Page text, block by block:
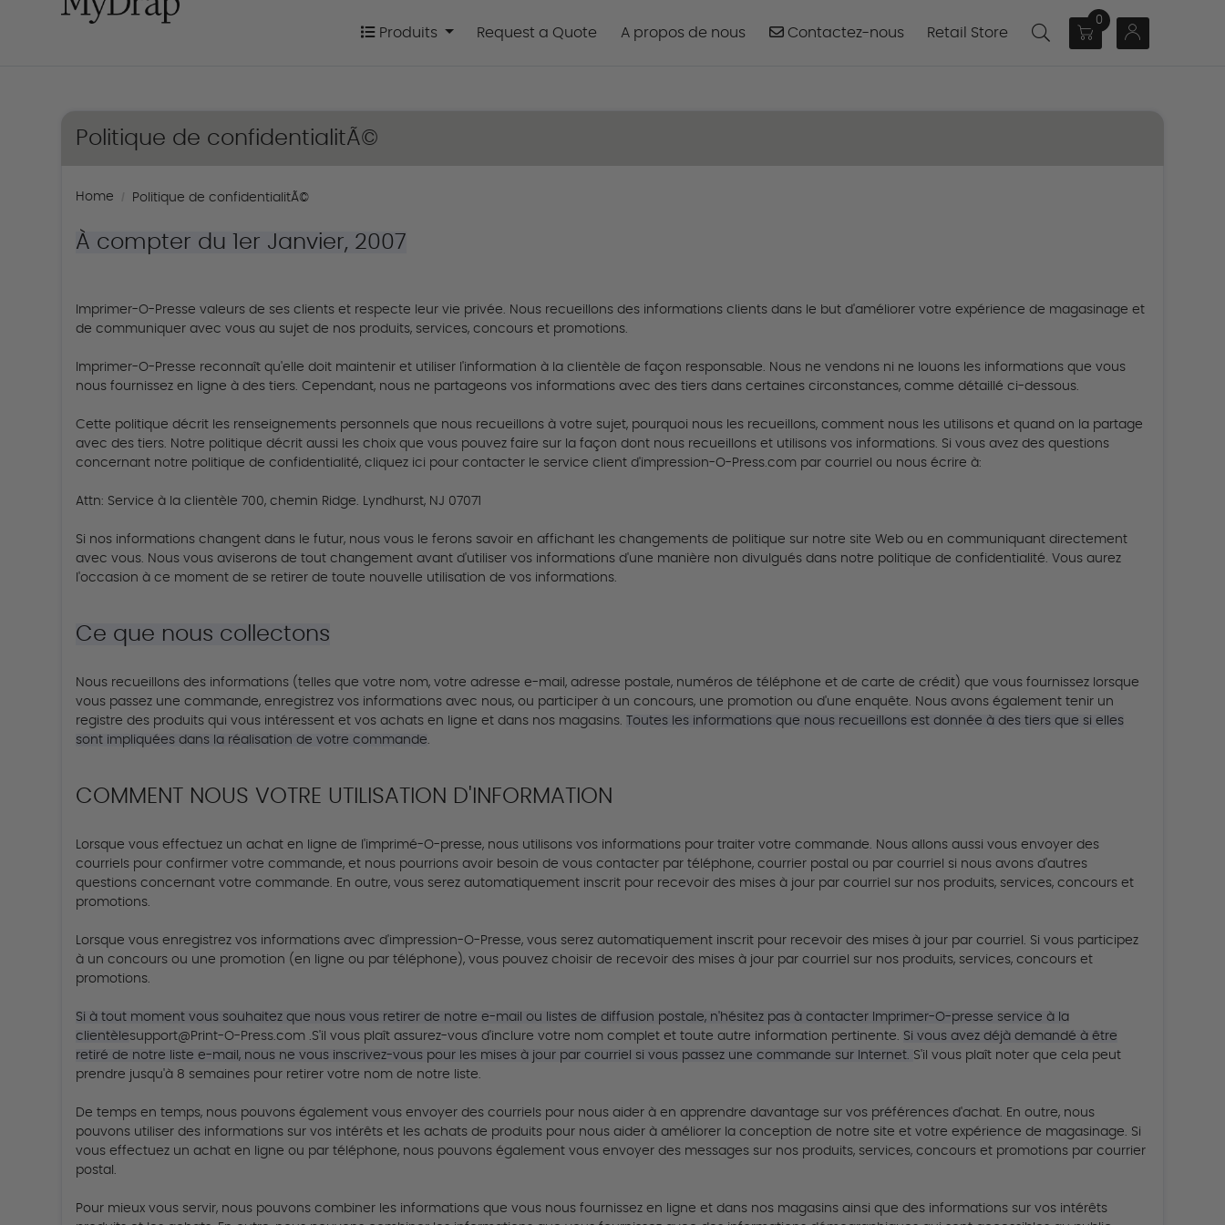
Produits
Produits Request a Quote A propos de nous Contactez-nous
Contactez-nous Retail Store
0
Politique de confidentialitÃ©
Home Politique de confidentialitÃ©
À compter du 1er Janvier, 2007
Imprimer-O-Presse valeurs de ses clients et respecte leur vie privée. Nous recueillons des informations clients dans le but d'améliorer votre expérience de magasinage et
de communiquer avec vous au sujet de nos produits, services, concours et promotions.
Imprimer-O-Presse reconnaît qu'elle doit maintenir et utiliser l'information à la clientèle de façon responsable. Nous ne vendons ni ne louons les informations que vous
nous fournissez en ligne à des tiers. Cependant, nous ne partageons vos informations avec des tiers dans certaines circonstances, comme détaillé ci-dessous.
Cette politique décrit les renseignements personnels que nous recueillons à votre sujet, pourquoi nous les recueillons, comment nous les utilisons et quand on la partage
avec des tiers. Notre politique décrit aussi les choix que vous pouvez faire sur la façon dont nous recueillons et utilisons vos informations. Si vous avez des questions
concernant notre politique de confidentialité, cliquez ici pour contacter le service client d'impression-O-Press.com par courriel ou nous écrire à:
Attn: Service à la clientèle 700, chemin Ridge. Lyndhurst, NJ 07071
Si nos informations changent dans le futur, nous vous le ferons savoir en affichant les changements de politique sur notre site Web ou en communiquant directement
avec vous. Nous vous aviserons de tout changement avant d'utiliser vos informations d'une manière non divulgués dans notre politique de confidentialité. Vous aurez
l'occasion à ce moment de se retirer de toute nouvelle utilisation de vos informations.
Ce que nous collectons
Nous recueillons des informations (telles que votre nom, votre adresse e-mail, adresse postale, numéros de téléphone et de carte de crédit) que vous fournissez lorsque
vous passez une commande, enregistrez vos informations avec nous, ou participer à un concours, une promotion ou d'une enquête. Nous avons également tenir un
registre des produits qui vous intéressent et vos achats en ligne et dans nos magasins.
Toutes les informations que nous recueillons est donnée à des tiers que si elles
sont impliquées dans la réalisation de votre commande.
COMMENT NOUS VOTRE UTILISATION D'INFORMATION
Lorsque vous effectuez un achat en ligne de l'imprimé-O-presse, nous utilisons vos informations pour traiter votre commande. Nous allons aussi vous envoyer des
courriels pour confirmer votre commande, et nous pourrions avoir besoin de vous contacter par téléphone, courrier postal ou par courriel si nous avons d'autres
questions concernant votre commande. En outre, vous serez automatiquement inscrit pour recevoir des mises à jour par courriel sur nos produits, services, concours et
promotions.
Lorsque vous enregistrez vos informations avec d'impression-O-Presse, vous serez automatiquement inscrit pour recevoir des mises à jour par courriel. Si vous participez
à un concours ou une promotion (en ligne ou par téléphone), vous pouvez choisir de recevoir des mises à jour par courriel sur nos produits, services, concours et
promotions.
Si à tout moment vous souhaitez que nous vous retirer de notre e-mail ou listes de diffusion postale, n'hésitez pas à contacter Imprimer-O-presse service à la
clientèlesupport@Print-O-Press.com .S'il vous plaît assurez-vous d'inclure votre nom complet et toute autre information pertinente. Si vous avez déjà demandé à être
retiré de notre liste e-mail, nous ne vous inscrivez-vous pour les mises à jour par courriel si vous passez une commande sur Internet. S'il vous plaît noter que cela peut
prendre jusqu'à 8 semaines pour retirer votre nom de notre liste.
De temps en temps, nous pouvons également vous envoyer des courriels pour nous aider à en apprendre davantage sur vos préférences d'achat. En outre, nous
pouvons utiliser des informations sur vos intérêts et les achats de produits pour nous aider à améliorer la conception de notre site et votre expérience de magasinage. Si
vous effectuez un achat en ligne ou par téléphone, nous pouvons également vous envoyer des messages sur nos produits, services, concours et promotions par courrier
postal.
Pour mieux vous servir, nous pouvons combiner les informations que vous nous fournissez en ligne et dans nos magasins ainsi que des informations sur vos intérêts